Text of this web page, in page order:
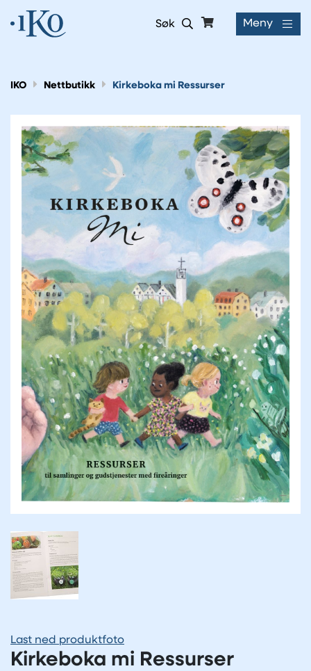
Søk Meny
IKO Nettbutikk Kirkeboka mi Ressurser
Last ned produktfoto
Kirkeboka mi Ressurser